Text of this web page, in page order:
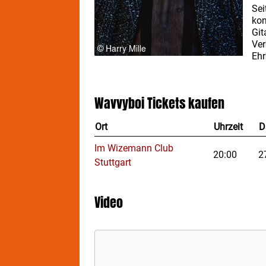
WavvyboiTickets kaufen
Ort Uhrzeit
Im Wizemann Club
Stuttgart
20:00
Video